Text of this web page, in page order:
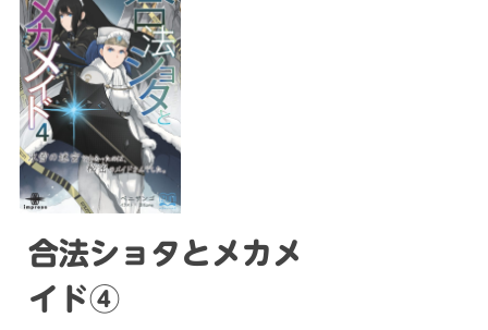
合法ショタとメカメ
イド④